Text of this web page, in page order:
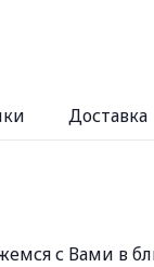
Доставка
с Вами в